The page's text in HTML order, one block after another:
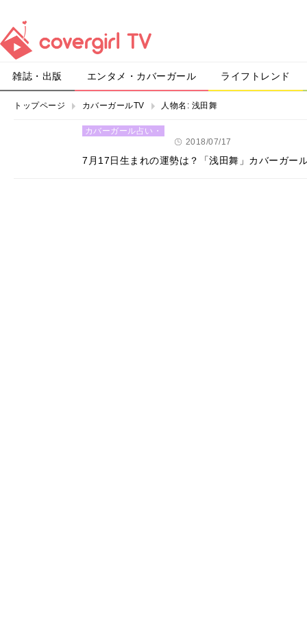
雑誌・出版 エンタメ・カバーガール ライフトレンド
トップページ カバーガールTV 人物名: 浅田舞
カバーガール占い・
2018/07/17
7月17日生まれの運勢は？「浅田舞」カバーガー